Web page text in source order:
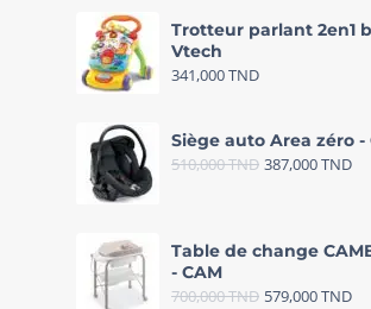
Trotteur parlant 2en1
Vtech
341,000TND
Siège auto Area zéro -
510,000TND 387,000TND
Table de change
- CAM
700,000TND 579,000TND